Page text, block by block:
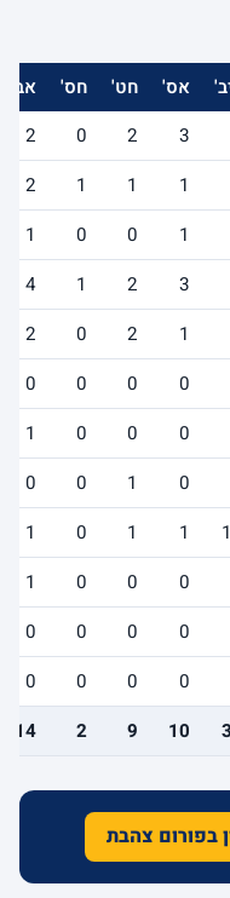
אס' חט' חס'
אב'
3
2
0
2
1
1
1
2
1
0
0
1
3
2
1
4
1
2
0
2
0
0
0
0
0
0
0
1
0
1
0
0
1
1
0
1
0
0
0
1
0
0
0
0
0
0
0
0
10
9
2
14
בפורום צהבת